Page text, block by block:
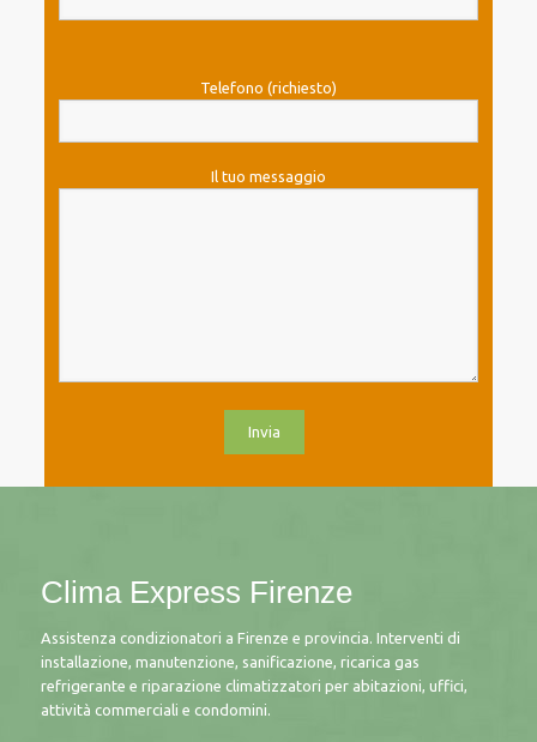
Telefono (richiesto)
Il tuo messaggio
Clima Express Firenze
Assistenza condizionatori a Firenze e provincia. Interventi di
installazione, manutenzione, sanificazione, ricarica gas
refrigerante e riparazione climatizzatori per abitazioni, uffici,
attività commerciali e condomini.